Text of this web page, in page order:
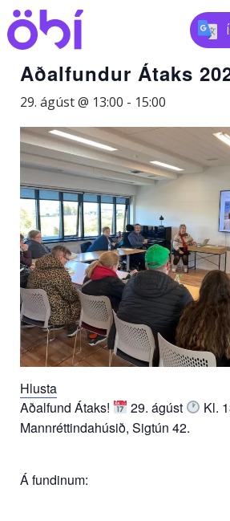
Skip
to
main
Aðalfundur Átaks
29. ágúst @ 13:00 - 15:00
Hlusta
Aðalfund Átaks!
29. ágúst
Kl.
Mannréttindahúsið, Sigtún 42.
Á fundinum: